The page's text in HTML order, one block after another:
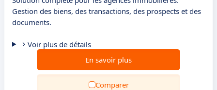
Gestion des biens, des transactions, des prospects et des
documents.
Voir plus de détails
En savoir plus
Comparer